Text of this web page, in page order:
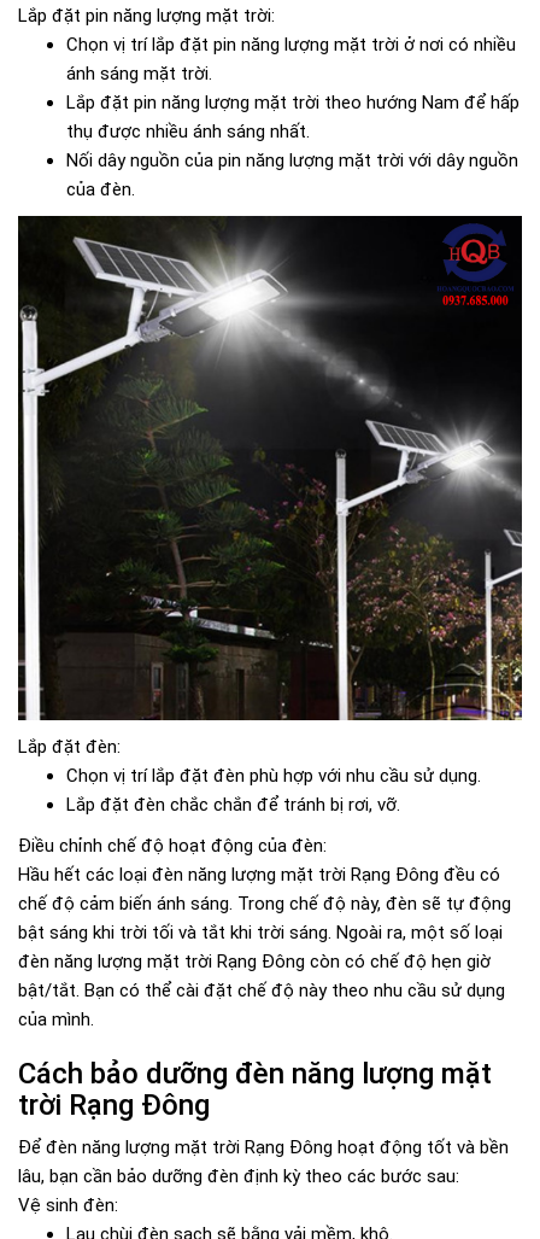
Lắp đặt pin năng lượng mặt trời:
Chọn vị trí lắp đặt pin năng lượng mặt trời ở nơi có nhiều
ánh sáng mặt trời.
Lắp đặt pin năng lượng mặt trời theo hướng Nam để hấp
thụ được nhiều ánh sáng nhất.
Nối dây nguồn của pin năng lượng mặt trời với dây nguồn
của đèn.
Lắp đặt đèn:
Chọn vị trí lắp đặt đèn phù hợp với nhu cầu sử dụng.
Lắp đặt đèn chắc chắn để tránh bị rơi, vỡ.
Điều chỉnh chế độ hoạt động của đèn:
Hầu hết các loại đèn năng lượng mặt trời Rạng Đông đều có
chế độ cảm biến ánh sáng. Trong chế độ này, đèn sẽ tự động
bật sáng khi trời tối và tắt khi trời sáng. Ngoài ra, một số loại
đèn năng lượng mặt trời Rạng Đông còn có chế độ hẹn giờ
bật/tắt. Bạn có thể cài đặt chế độ này theo nhu cầu sử dụng
của mình.
Cách bảo dưỡng đèn năng lượng mặt
trời Rạng Đông
Để đèn năng lượng mặt trời Rạng Đông hoạt động tốt và bền
lâu, bạn cần bảo dưỡng đèn định kỳ theo các bước sau:
Vệ sinh đèn:
Lau chùi đèn sạch sẽ bằng vải mềm, khô.